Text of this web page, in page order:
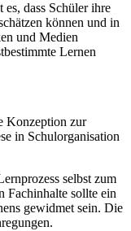
dass Schüler ihre
können und in
und Medien
Lernen
Konzeption zur
in Schulorganisation
selbst zum
Fachinhalte sollte ein
gewidmet sein. Die